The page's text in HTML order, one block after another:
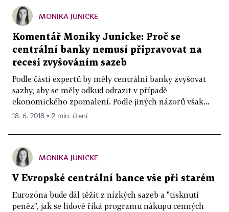
MONIKA JUNICKE
Komentář Moniky Junicke: Proč se
centrální banky nemusí připravovat na
recesi zvyšováním sazeb
Podle části expertů by měly centrální banky zvyšovat
sazby, aby se měly odkud odrazit v případě
ekonomického zpomalení. Podle jiných názorů však...
18. 6. 2018 ▪ 2 min. čtení
MONIKA JUNICKE
V Evropské centrální bance vše při starém
Eurozóna bude dál těžit z nízkých sazeb a "tisknutí
peněz", jak se lidově říká programu nákupu cenných